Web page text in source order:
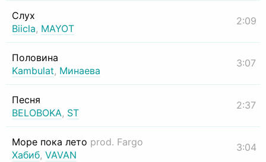
Слух
Biicla, MAYOT
2:09
Половина
Kambulat, Минаева
3:07
Песня
BELOBOKA, ST
2:37
Море пока лето prod. Fargo
Хабиб, VAVAN
3:04